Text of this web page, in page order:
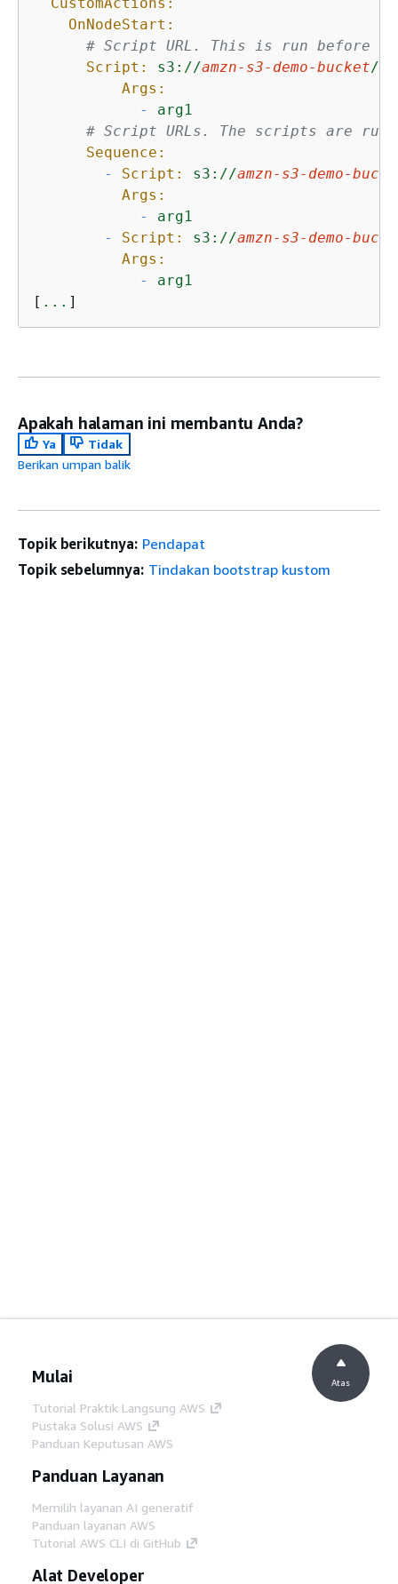
OnNodeStart:
# Script URL. This is run before
Script:
s3://amzn-s3-demo-bucket/
Args:
-
arg1
# Script URLs. The scripts are
Sequence:
-
Script: s3://amzn-s3-demo-
Args:
-
arg1
-
Script: s3://amzn-s3-demo-
Args:
-
arg1
[ ... ]
Apakah halaman ini membantu Anda?
Ya
Tidak
Berikan umpan balik
Topik berikutnya: Pendapat
Topik sebelumnya: Tindakan bootstrap kustom
Mulai
Tutorial Praktik Langsung AWS
Pustaka Solusi AWS
Panduan Keputusan AWS
Panduan Layanan
Memilih layanan AI generatif
Panduan layanan AWS
Tutorial AWS CLI di GitHub
Alat Developer
Atas